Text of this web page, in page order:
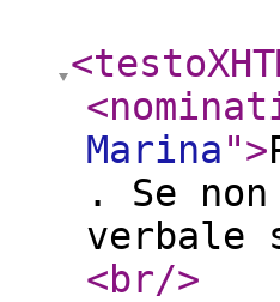
Marina">
. Se
verbale
<br/>